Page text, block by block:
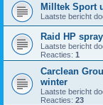
Milltek Sport
Laatste bericht
Raid HP
Laatste bericht
Reacties: 1
Carclean
winter
Laatste bericht
Reacties: 23